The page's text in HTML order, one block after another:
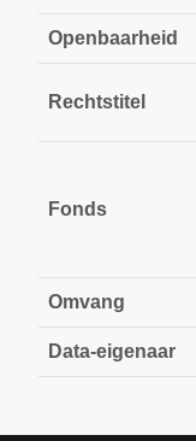
Openbaarheid
Rechtstitel
Fonds
Omvang
Data-eigenaar